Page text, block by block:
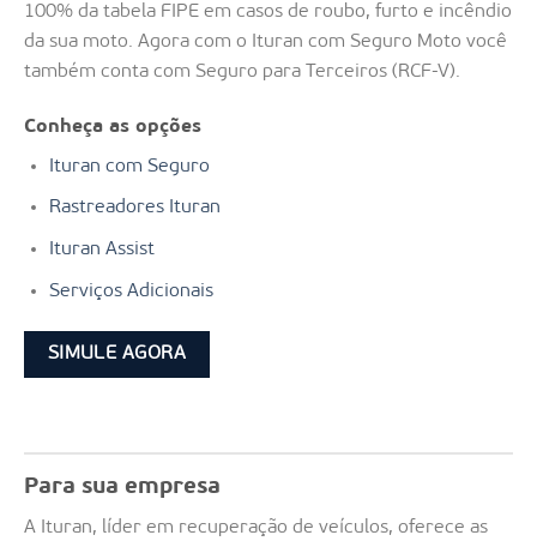
100% da tabela FIPE em casos de roubo, furto e incêndio
da sua moto. Agora com o Ituran com Seguro Moto você
também conta com Seguro para Terceiros (RCF-V).
Conheça as opções
Ituran com Seguro
Rastreadores Ituran
Ituran Assist
Serviços Adicionais
SIMULE AGORA
Para sua empresa
A Ituran, líder em recuperação de veículos, oferece as